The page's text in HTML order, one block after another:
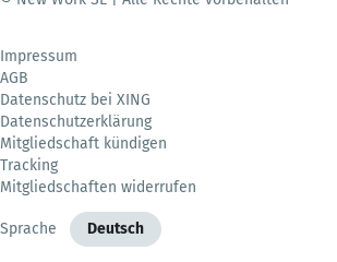
Impressum
AGB
Datenschutz bei XING
Datenschutzerklärung
Mitgliedschaft kündigen
Tracking
Mitgliedschaften widerrufen
Sprache Deutsch